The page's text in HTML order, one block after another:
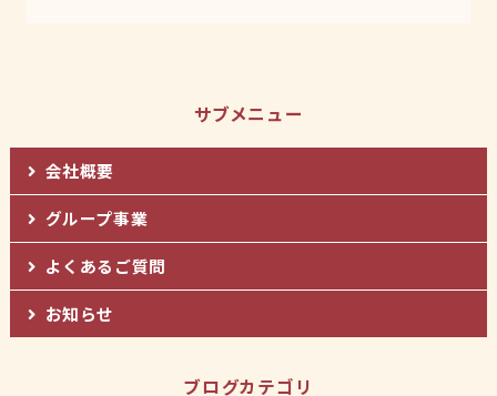
サブメニュー
会社概要
グループ事業
よくあるご質問
お知らせ
ブログカテゴリ